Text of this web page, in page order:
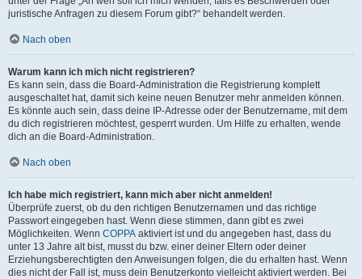
juristische Anfragen zu diesem Forum gibt?“ behandelt werden.
Nach oben
Warum kann ich mich nicht registrieren?
Es kann sein, dass die Board-Administration die Registrierung komplett
ausgeschaltet hat, damit sich keine neuen Benutzer mehr anmelden können.
Es könnte auch sein, dass deine IP-Adresse oder der Benutzername, mit dem
du dich registrieren möchtest, gesperrt wurden. Um Hilfe zu erhalten, wende
dich an die Board-Administration.
Nach oben
Ich habe mich registriert, kann mich aber nicht anmelden!
Überprüfe zuerst, ob du den richtigen Benutzernamen und das richtige
Passwort eingegeben hast. Wenn diese stimmen, dann gibt es zwei
Möglichkeiten. Wenn COPPA aktiviert ist und du angegeben hast, dass du
unter 13 Jahre alt bist, musst du bzw. einer deiner Eltern oder deiner
Erziehungsberechtigten den Anweisungen folgen, die du erhalten hast. Wenn
dies nicht der Fall ist, muss dein Benutzerkonto vielleicht aktiviert werden. Bei